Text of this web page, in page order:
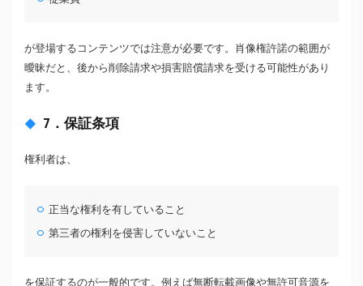
が登場するコンテンツでは注意が必要です。肖像権許諾の範囲が
曖昧だと、後から削除請求や損害賠償請求を受ける可能性があり
ます。
7．保証条項
権利者は、
正当な権利を有していること
第三者の権利を侵害していないこと
を保証するのが一般的です。例えば無断転載画像や無許可音源を